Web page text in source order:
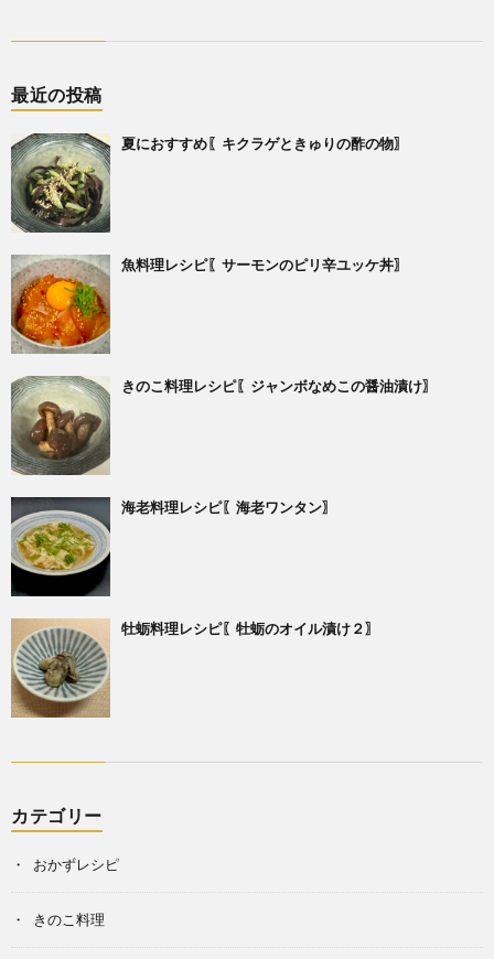
最近の投稿
夏におすすめ〖キクラゲときゅりの酢の物〗
魚料理レシピ〖サーモンのピリ辛ユッケ丼〗
きのこ料理レシピ〖ジャンボなめこの醤油漬け〗
海老料理レシピ〖海老ワンタン〗
牡蛎料理レシピ〖牡蛎のオイル漬け２〗
カテゴリー
おかずレシピ
きのこ料理